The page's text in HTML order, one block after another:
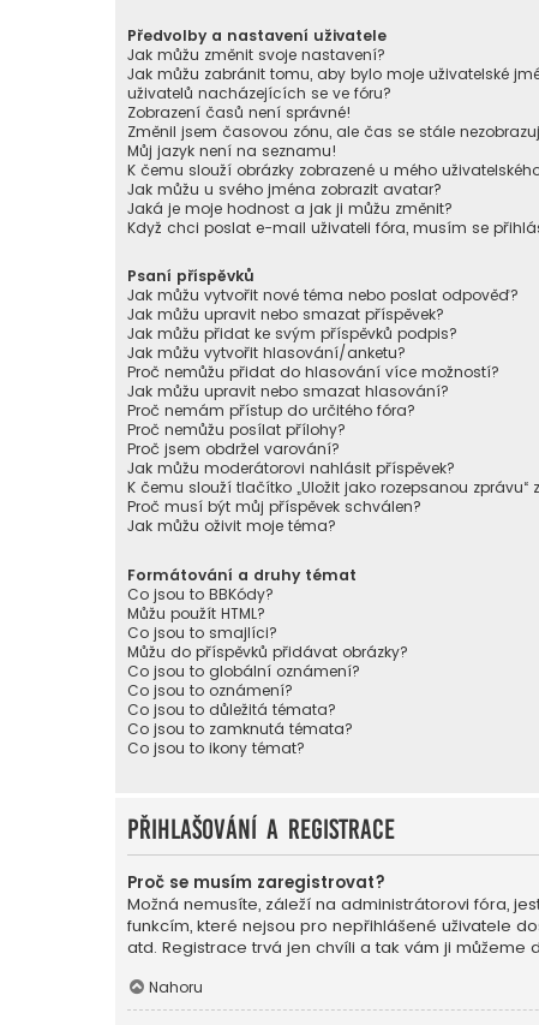
Předvolby a nastavení uživatele
Jak můžu změnit svoje nastavení?
Jak můžu zabránit tomu, aby bylo moje uživatelské
uživatelů nacházejících se ve fóru?
Zobrazení časů není správné!
Změnil jsem časovou zónu, ale čas se stále
Můj jazyk není na seznamu!
K čemu slouží obrázky zobrazené u mého
Jak můžu u svého jména zobrazit avatar?
Jaká je moje hodnost a jak ji můžu změnit?
Když chci poslat e-mail uživateli fóra, musím se
Psaní příspěvků
Jak můžu vytvořit nové téma nebo poslat odpověď?
Jak můžu upravit nebo smazat příspěvek?
Jak můžu přidat ke svým příspěvků podpis?
Jak můžu vytvořit hlasování/anketu?
Proč nemůžu přidat do hlasování více možností?
Jak můžu upravit nebo smazat hlasování?
Proč nemám přístup do určitého fóra?
Proč nemůžu posílat přílohy?
Proč jsem obdržel varování?
Jak můžu moderátorovi nahlásit příspěvek?
K čemu slouží tlačítko „Uložit jako rozepsanou
Proč musí být můj příspěvek schválen?
Jak můžu oživit moje téma?
Formátování a druhy témat
Co jsou to BBKódy?
Můžu použít HTML?
Co jsou to smajlíci?
Můžu do příspěvků přidávat obrázky?
Co jsou to globální oznámení?
Co jsou to oznámení?
Co jsou to důležitá témata?
Co jsou to zamknutá témata?
Co jsou to ikony témat?
Přihlašování a registrace
Proč se musím zaregistrovat?
Možná nemusíte, záleží na administrátorovi fóra,
funkcím, které nejsou pro nepřihlášené uživatele
atd. Registrace trvá jen chvíli a tak vám ji můžeme
Nahoru